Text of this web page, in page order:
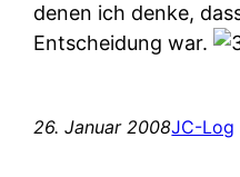
denen ich denke,
Entscheidung war.
26. Januar 2008JC-Log